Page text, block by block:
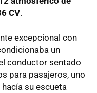
CV.
excepcional con
un
conductor sentado
para pasajeros, uno
su escueta